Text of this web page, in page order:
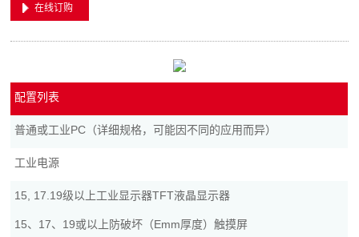
在线订购
配置列表
普通或工业PC（详细规格，可能因不同的应用而异）
工业电源
15, 17.19级以上工业显示器TFT液晶显示器
15、17、19或以上防破坏（Emm厚度）触摸屏